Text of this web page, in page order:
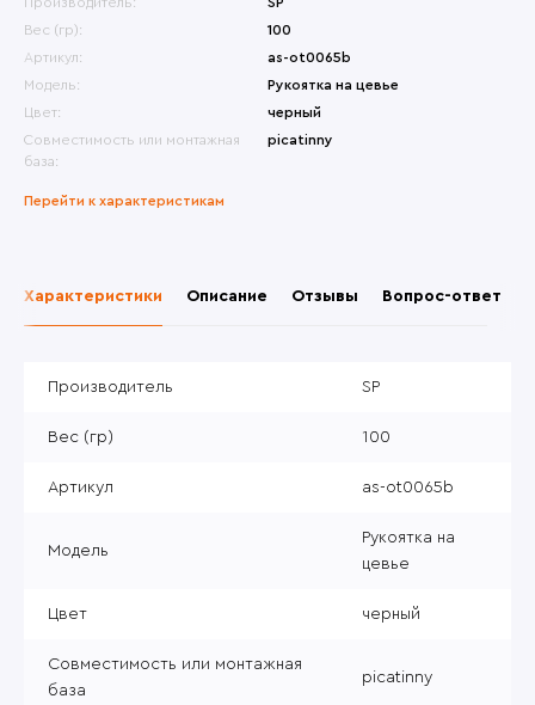
Вес (гр):
100
Артикул:
as-ot0065b
Модель:
Рукоятка на цевье
Цвет:
черный
Совместимость или монтажная
база:
picatinny
Перейти к характеристикам
Характеристики Описание Отзывы Вопрос-ответ
Производитель SP
Вес (гр) 100
Артикул as-ot0065b
Модель
Рукоятка на
цевье
Цвет черный
Совместимость или монтажная
база
picatinny